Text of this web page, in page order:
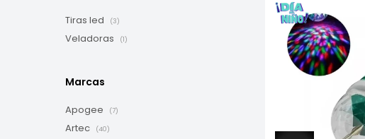
Tiras led (3)
Veladoras (1)
Marcas
Apogee (7)
Artec (40)